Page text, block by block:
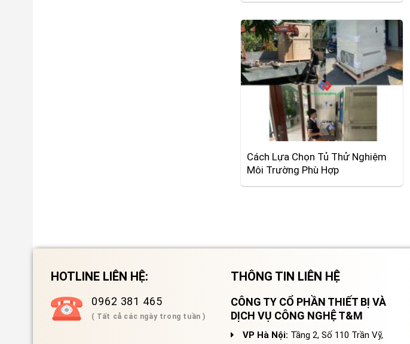
Cách Lựa Chọn Tủ Thử Nghiệm
Môi Trường Phù Hợp
HOTLINE LIÊN HỆ:
0962 381 465
( Tất cả các ngày trong tuần )
THÔNG TIN LIÊN HỆ
CÔNG TY CỔ PHẦN THIẾT BỊ VÀ
DỊCH VỤ CÔNG NGHỆ T&M
VP Hà Nội: Tầng 2, Số 110 Trần Vỹ,